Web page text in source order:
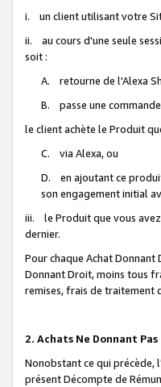
i. un client utilisant votre
ii. au cours d'une seule
soit :
A. retourne de l'Alexa
B. passe une
le client achète le Produit
C. via Alexa, ou
D. en ajoutant ce
son engagement initial
iii. le Produit que vous avez
dernier.
Pour chaque Achat Donnant
Donnant Droit, moins tous
remises, frais de traitement
2. Achats Ne Donnant
Nonobstant ce qui précède,
présent Décompte de